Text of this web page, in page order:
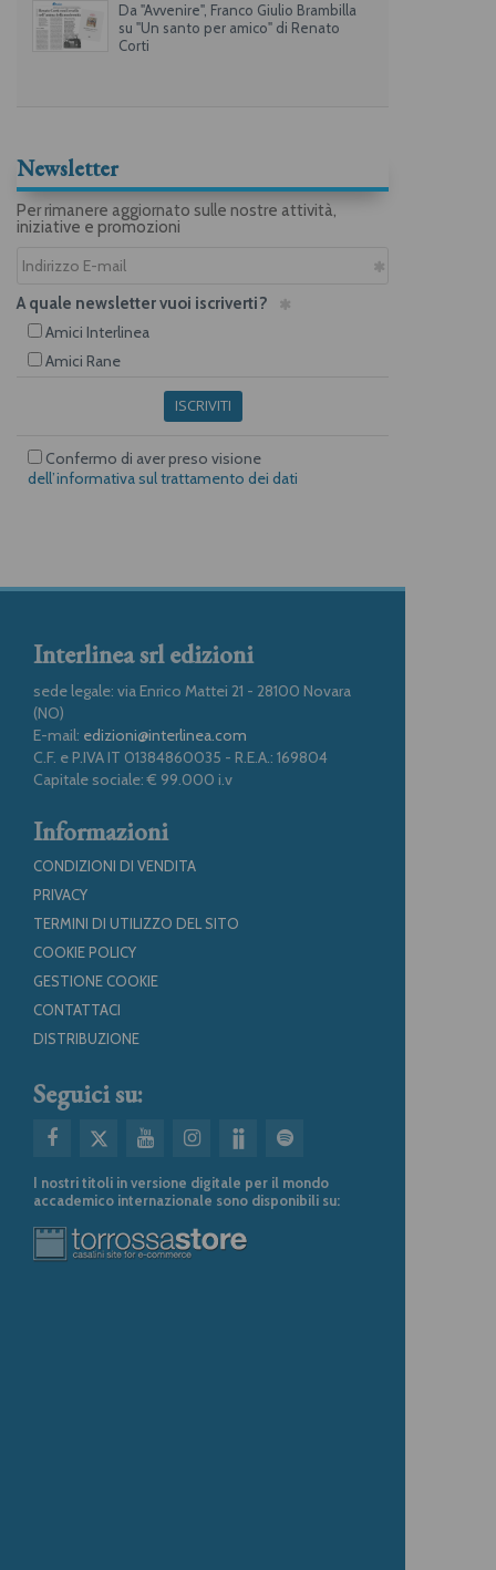
Da "Avvenire", Franco Giulio Brambilla
su "Un santo per amico" di Renato
Corti
Newsletter
Per rimanere aggiornato sulle nostre attività,
iniziative e promozioni
A quale newsletter vuoi iscriverti?
Amici Interlinea
Amici Rane
ISCRIVITI
Confermo di aver preso visione
dell’informativa sul trattamento dei dati
Interlinea srl edizioni
sede legale: via Enrico Mattei 21 - 28100 Novara
(NO)
E-mail: edizioni@interlinea.com
C.F. e P.IVA IT 01384860035 - R.E.A.: 169804
Capitale sociale: € 99.000 i.v
Informazioni
CONDIZIONI DI VENDITA
PRIVACY
TERMINI DI UTILIZZO DEL SITO
COOKIE POLICY
GESTIONE COOKIE
CONTATTACI
DISTRIBUZIONE
Seguici su:
I nostri titoli in versione digitale per il mondo
accademico internazionale sono disponibili su: